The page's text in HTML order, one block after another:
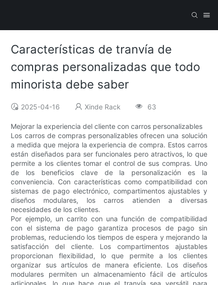
Características de tranvía de
compras personalizadas que todo
minorista debe saber
2025-04-16 Xinde Rack 63
Mejorar la experiencia del cliente con carros personalizables
Los carros de compras personalizables ofrecen una solución
a medida que mejora la experiencia de compra. Estos carros
están diseñados para ser funcionales pero atractivos, lo que
permite a los clientes tomar el control de sus compras. Uno
de los beneficios clave de la personalización es la
conveniencia. Con características como compatibilidad con
sistemas de pago electrónico, compartimentos ajustables y
diseños modulares, los carros atienden a diversas
necesidades de los clientes.
Por ejemplo, un carrito con una función de compatibilidad
con el sistema de pago garantiza procesos de pago sin
problemas, reduciendo los tiempos de espera y mejorando la
satisfacción del cliente. Los compartimentos ajustables
proporcionan flexibilidad, lo que permite a los clientes
organizar sus artículos de manera eficiente. Los diseños
modulares permiten un almacenamiento fácil de artículos